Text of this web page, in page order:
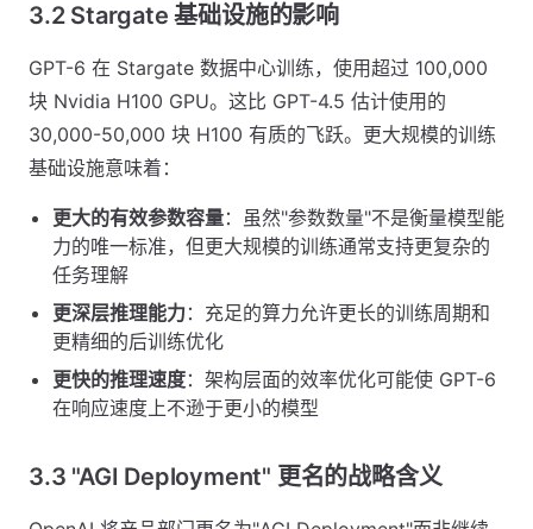
3.2 Stargate 基础设施的影响
GPT-6 在 Stargate 数据中心训练，使用超过 100,000
块 Nvidia H100 GPU。这比 GPT-4.5 估计使用的
30,000-50,000 块 H100 有质的飞跃。更大规模的训练
基础设施意味着：
更大的有效参数容量：虽然"参数数量"不是衡量模型能
力的唯一标准，但更大规模的训练通常支持更复杂的
任务理解
更深层推理能力：充足的算力允许更长的训练周期和
更精细的后训练优化
更快的推理速度：架构层面的效率优化可能使 GPT-6
在响应速度上不逊于更小的模型
3.3 "AGI Deployment" 更名的战略含义